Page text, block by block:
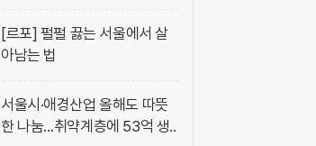
[르포] 펄펄 끓는 서울에서 살
아남는 법
서울시·애경산업 올해도 따뜻
한 나눔…취약계층에 53억 생..